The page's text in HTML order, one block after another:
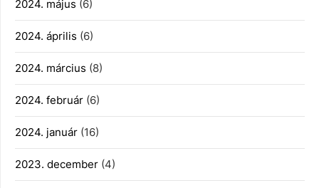
2024. május (6)
2024. április (6)
2024. március (8)
2024. február (6)
2024. január (16)
2023. december (4)